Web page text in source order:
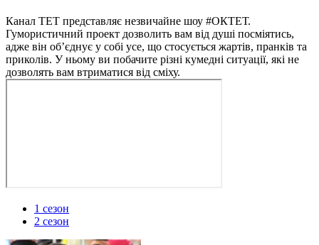
Канал ТЕТ представляє незвичайне шоу #ОКТЕТ.
Гумористичний проект дозволить вам від душі посміятись,
адже він об’єднує у собі усе, що стосується жартів, пранків та
приколів. У ньому ви побачите різні кумедні ситуації, які не
дозволять вам втриматися від сміху.
1 сезон
2 сезон